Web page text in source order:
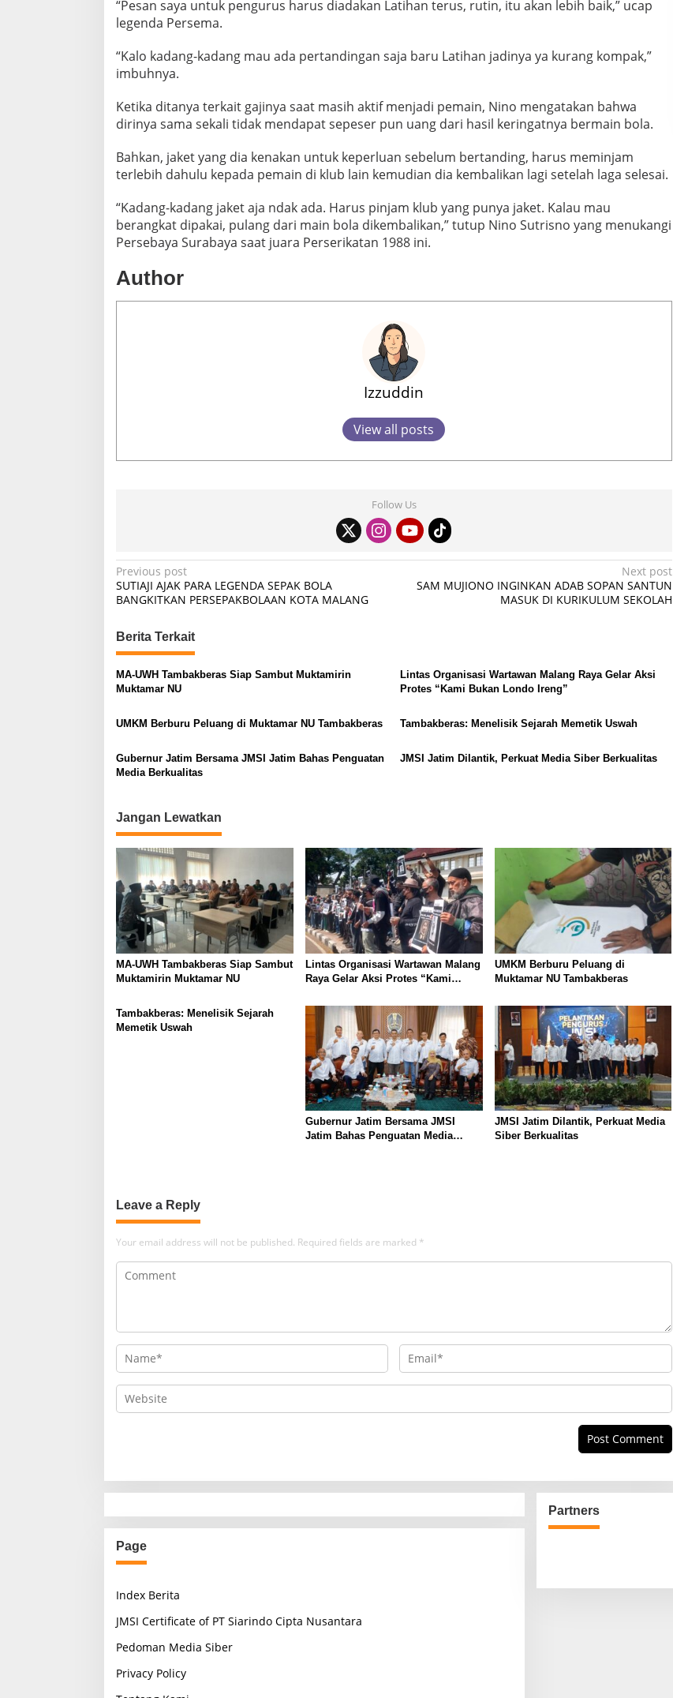
“Pesan saya untuk pengurus harus diadakan Latihan terus, rutin, itu akan lebih baik,” ucap
legenda Persema.
“Kalo kadang-kadang mau ada pertandingan saja baru Latihan jadinya ya kurang kompak,”
imbuhnya.
Ketika ditanya terkait gajinya saat masih aktif menjadi pemain, Nino mengatakan bahwa
dirinya sama sekali tidak mendapat sepeser pun uang dari hasil keringatnya bermain bola.
Bahkan, jaket yang dia kenakan untuk keperluan sebelum bertanding, harus meminjam
terlebih dahulu kepada pemain di klub lain kemudian dia kembalikan lagi setelah laga selesai.
“Kadang-kadang jaket aja ndak ada. Harus pinjam klub yang punya jaket. Kalau mau
berangkat dipakai, pulang dari main bola dikembalikan,” tutup Nino Sutrisno yang menukangi
Persebaya Surabaya saat juara Perserikatan 1988 ini.
Author
Izzuddin
View all posts
Follow Us
P
o
t
n
a
i
g
a
i
o
n
Previous post
SUTIAJI AJAK PARA LEGENDA SEPAK BOLA
BANGKITKAN PERSEPAKBOLAAN KOTA MALANG
Next post
SAM MUJIONO INGINKAN ADAB SOPAN SANTUN
MASUK DI KURIKULUM SEKOLAH
Berita Terkait
MA-UWH Tambakberas Siap Sambut Muktamirin
Muktamar NU
Lintas Organisasi Wartawan Malang Raya Gelar Aksi
Protes “Kami Bukan Londo Ireng”
UMKM Berburu Peluang di Muktamar NU Tambakberas Tambakberas: Menelisik Sejarah Memetik Uswah
Gubernur Jatim Bersama JMSI Jatim Bahas Penguatan
Media Berkualitas
JMSI Jatim Dilantik, Perkuat Media Siber Berkualitas
Jangan Lewatkan
MA-UWH Tambakberas Siap Sambut
Muktamirin Muktamar NU
Lintas Organisasi Wartawan Malang
Raya Gelar Aksi Protes “Kami
UMKM Berburu Peluang di
Muktamar NU Tambakberas
Tambakberas: Menelisik Sejarah
Memetik Uswah
Gubernur Jatim Bersama JMSI
Jatim Bahas Penguatan Media
JMSI Jatim Dilantik, Perkuat Media
Siber Berkualitas
Leave a Reply
Your email address will not be published. Required fields are marked *
Page
Index Berita
JMSI Certificate of PT Siarindo Cipta Nusantara
Pedoman Media Siber
Privacy Policy
Partners